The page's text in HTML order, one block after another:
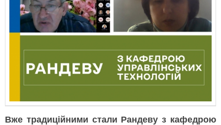
Вже традиційними стали Рандеву з кафедрою